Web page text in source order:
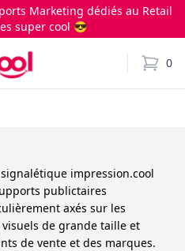
Marketing dédiés au Retail
super cool 😎
0
items
signalétique impression.cool
publictaires
axés sur les
de grande taille et
de vente et des marques.